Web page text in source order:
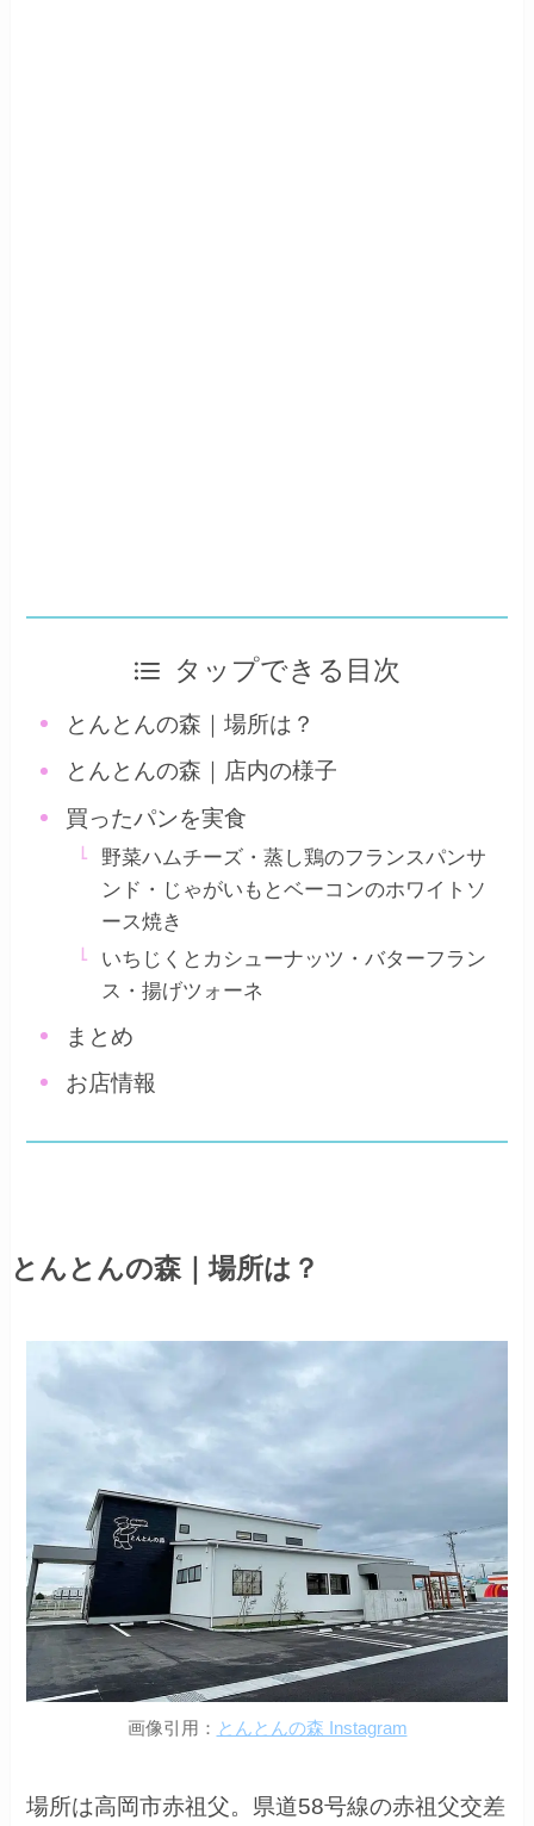
タップできる目次
とんとんの森｜場所は？
とんとんの森｜店内の様子
買ったパンを実食
野菜ハムチーズ・蒸し鶏のフランスパンサ
ンド・じゃがいもとベーコンのホワイトソ
ース焼き
いちじくとカシューナッツ・バターフラン
ス・揚げツォーネ
まとめ
お店情報
とんとんの森｜場所は？
画像引用： とんとんの森 Instagram
場所は高岡市赤祖父。県道58号線の赤祖父交差